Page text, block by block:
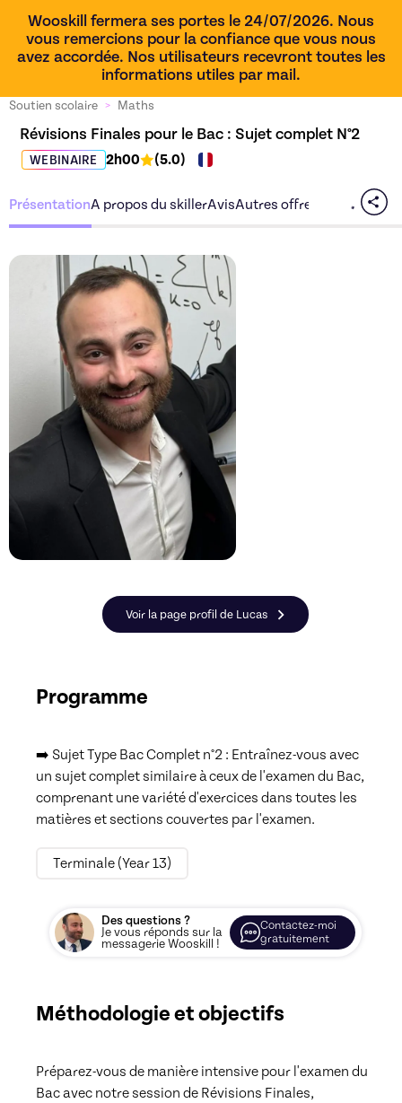
Wooskill fermera ses portes le 24/07/2026. Nous
vous remercions pour la confiance que vous nous
avez accordée. Nos utilisateurs recevront toutes les
informations utiles par mail.
Soutien scolaire > Maths
Révisions Finales pour le Bac : Sujet complet N°2
WEBINAIRE 2h00 (5.0)
PrésentationA propos du skillerAvisAutres offres du skiller
Voir la page profil de Lucas
Programme
➡️ Sujet Type Bac Complet n°2 : Entraînez-vous avec
un sujet complet similaire à ceux de l'examen du Bac,
comprenant une variété d'exercices dans toutes les
Terminale (Year 13)
Des questions ?
Je vous réponds sur la
messagerie Wooskill !
Contactez-moi
gratuitement
Méthodologie et objectifs
Préparez-vous de manière intensive pour l'examen du
Bac avec notre session de Révisions Finales,